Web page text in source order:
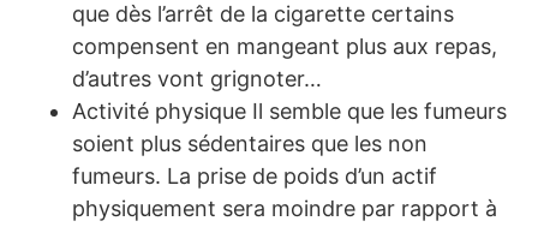
que dès l’arrêt de la cigarette certains
compensent en mangeant plus aux repas,
d’autres vont grignoter…
Activité physique Il semble que les fumeurs
soient plus sédentaires que les non
fumeurs. La prise de poids d’un actif
physiquement sera moindre par rapport à